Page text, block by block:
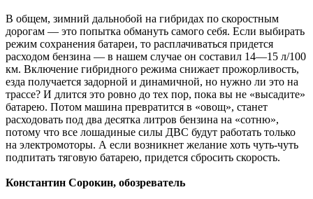
В общем, зимний дальнобой на гибридах по скоростным
дорогам — это попытка обмануть самого себя. Если выбирать
режим сохранения батареи, то расплачиваться придется
расходом бензина — в нашем случае он составил 14—15 л/100
км. Включение гибридного режима снижает прожорливость,
езда получается задорной и динамичной, но нужно ли это на
трассе? И длится это ровно до тех пор, пока вы не ­«высадите»
батарею. Потом машина превратится в «овощ», станет
расходовать под два десятка литров бензина на «сотню»,
потому что все лошадиные силы ДВС будут работать только
на электромоторы. А если возникнет желание хоть чуть-чуть
подпитать тяговую батарею, придется сбросить скорость.
Константин Сорокин, обозреватель